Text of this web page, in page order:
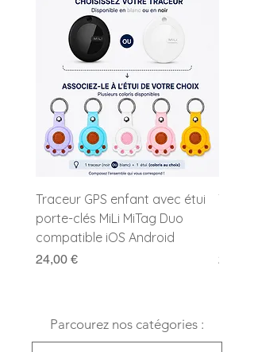
Maxi 19 cm
Le tour de poignet de votre enfant
devra être compris entre ces deux
mesures
Couleur :Blanc
Fermoir :Boucle ardillon
Fonction :Eclairage du cadran
Etanchéité :Etanche 10 ATM
Garantie :2 ans
Pile :Incluse
Livrée prête à offrir
Traceur GPS enfant avec étui
porte-clés MiLi MiTag Duo
compatible iOS Android
Prix
24,00 € Prix
24,00 €
Parcourez nos catégories :